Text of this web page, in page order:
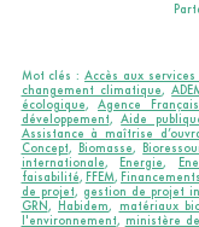
Mot clés :Accès aux services
changement climatique,
écologique, Agence
développement,Aide
Assistance à maîtrise
Concept, Biomasse,
internationale, Energie,
faisabilité, FFEM, Financements
de projet, gestion de projet
GRN, Habidem, matériaux
l'environnement, ministère